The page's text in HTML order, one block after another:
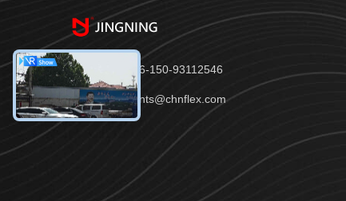
Telefon：86-150-93112546
E-Mail：joints@chnflex.com